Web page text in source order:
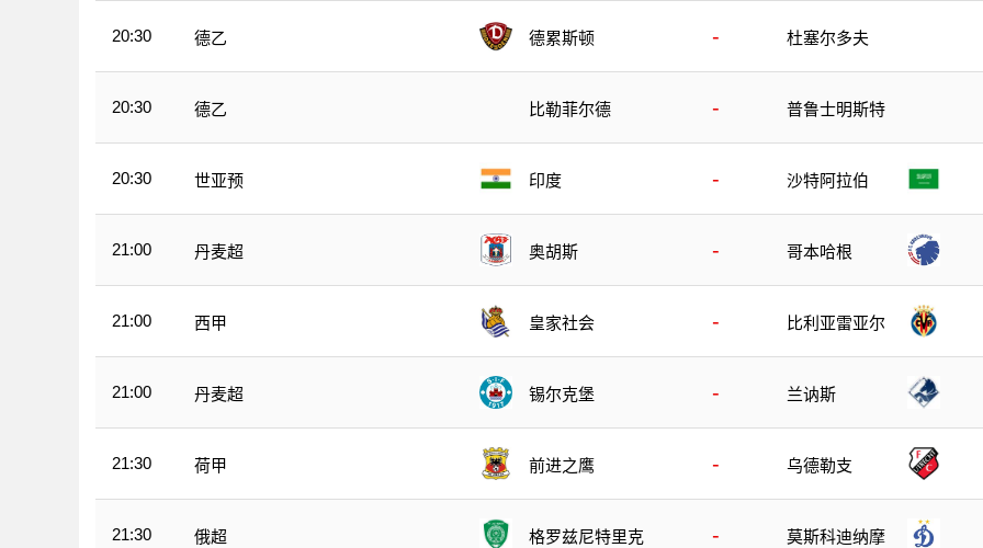
20:30 德乙 德累斯顿 - 杜塞尔多夫
20:30 德乙 比勒菲尔德 - 普鲁士明斯特
20:30 世亚预 印度 - 沙特阿拉伯
21:00 丹麦超 奥胡斯 - 哥本哈根
21:00 西甲 皇家社会 - 比利亚雷亚尔
21:00 丹麦超 锡尔克堡 - 兰讷斯
21:30 荷甲 前进之鹰 - 乌德勒支
21:30 俄超 格罗兹尼特里克 - 莫斯科迪纳摩